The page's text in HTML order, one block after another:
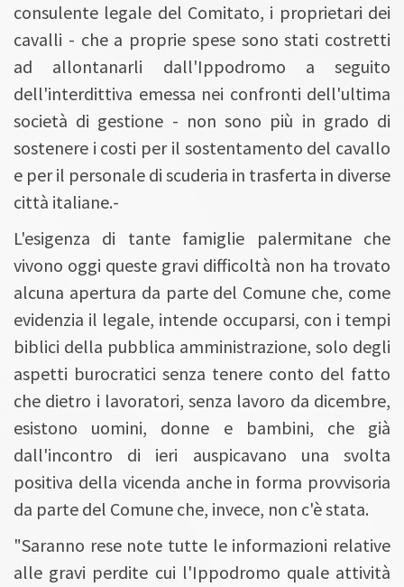
consulente legale del Comitato, i proprietari dei
cavalli - che a proprie spese sono stati costretti
ad allontanarli dall'Ippodromo a seguito
dell'interdittiva emessa nei confronti dell'ultima
società di gestione - non sono più in grado di
sostenere i costi per il sostentamento del cavallo
e per il personale di scuderia in trasferta in diverse
città italiane.-
L'esigenza di tante famiglie palermitane che
vivono oggi queste gravi difficoltà non ha trovato
alcuna apertura da parte del Comune che, come
evidenzia il legale, intende occuparsi, con i tempi
biblici della pubblica amministrazione, solo degli
aspetti burocratici senza tenere conto del fatto
che dietro i lavoratori, senza lavoro da dicembre,
esistono uomini, donne e bambini, che già
dall'incontro di ieri auspicavano una svolta
positiva della vicenda anche in forma provvisoria
da parte del Comune che, invece, non c'è stata.
"Saranno rese note tutte le informazioni relative
alle gravi perdite cui l'Ippodromo quale attività